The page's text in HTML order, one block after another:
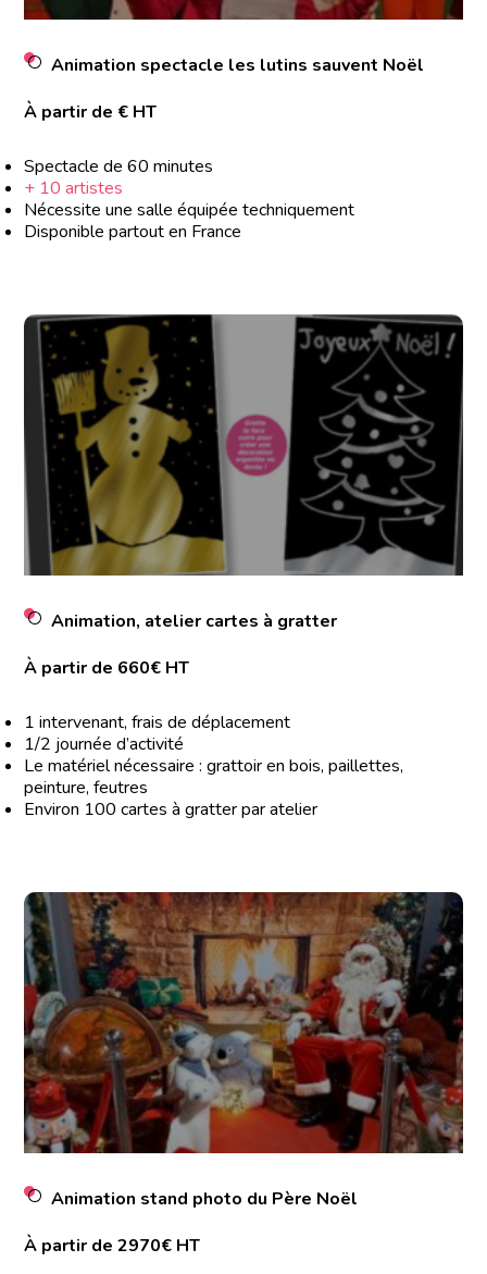
Animation spectacle les lutins sauvent Noël
À partir de € HT
Spectacle de 60 minutes
+ 10 artistes
Nécessite une salle équipée techniquement
Disponible partout en France
Animation, atelier cartes à gratter
À partir de 660€ HT
1 intervenant, frais de déplacement
1/2 journée d’activité
Le matériel nécessaire : grattoir en bois, paillettes,
peinture, feutres
Environ 100 cartes à gratter par atelier
Animation stand photo du Père Noël
À partir de 2970€ HT